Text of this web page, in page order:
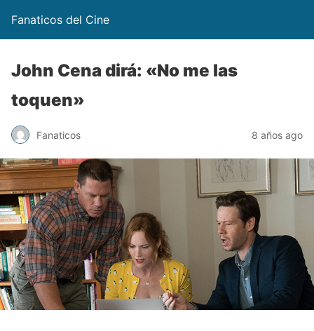
Fanaticos del Cine
John Cena dirá: «No me las
toquen»
Fanaticos 8 años ago